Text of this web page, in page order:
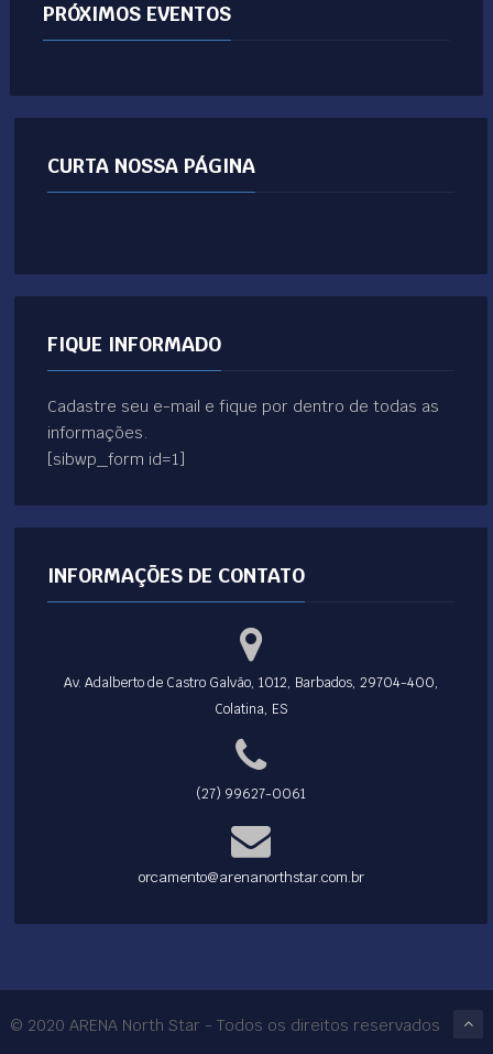
PRÓXIMOS EVENTOS
CURTA NOSSA PÁGINA
FIQUE INFORMADO
Cadastre seu e-mail e fique por dentro de todas as
informações.
[sibwp_form id=1]
INFORMAÇÕES DE CONTATO
Av. Adalberto de Castro Galvão, 1012, Barbados, 29704-400,
Colatina, ES
(27) 99627-0061
orcamento@arenanorthstar.com.br
© 2020 ARENA North Star - Todos os direitos reservados